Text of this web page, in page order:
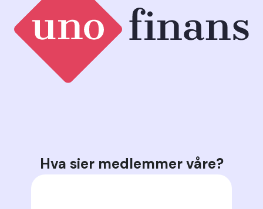
Hva sier medlemmer våre?